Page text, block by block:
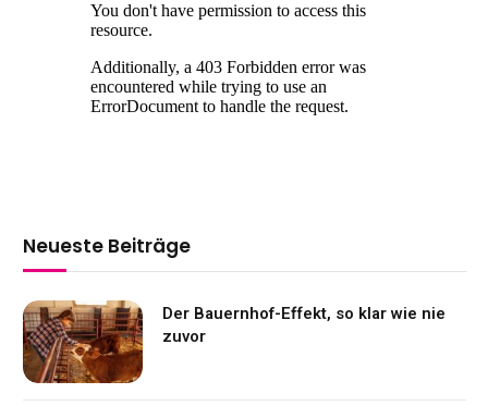
Neueste Beiträge
Der Bauernhof-Effekt, so klar wie nie
zuvor